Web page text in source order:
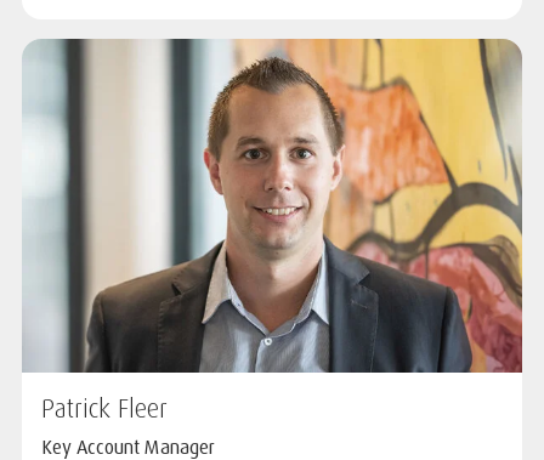
Patrick Fleer
Key Account Manager